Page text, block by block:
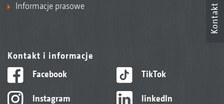
Informacje prasowe
Kontakt i informacje
Facebook
Instagram
TikTok
linkedIn
Kontakt